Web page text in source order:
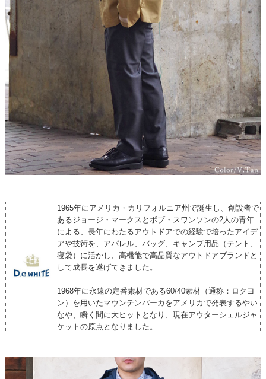
1965年にアメリカ・カリフォルニア州で誕生し、創設者で
あるジョージ・マークスとボブ・スワンソンの2人の青年
による、長年にわたるアウトドアでの経験で培ったアイデ
アや技術を、アパレル、バッグ、キャンプ用品（テント、
寝袋）に活かし、高機能で高品質なアウトドアブランドと
して成長を遂げてきました。
1968年に永遠の定番素材である60/40素材（通称：ロクヨ
ン）を用いたマウンテンパーカをアメリカで発表するやい
なや、瞬く間に大ヒットとなり、現在アウターシェルジャ
ケットの原点となりました。